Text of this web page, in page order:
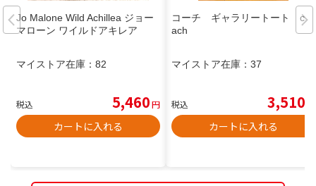
Jo Malone Wild Achillea ジョー
マローン ワイルドアキレア
マイストア在庫： 82
税込 5,460円
カートに入れる
コーチ ギャラリートート co
ach
マイストア在庫： 37
税込 3,510
カートに入れる